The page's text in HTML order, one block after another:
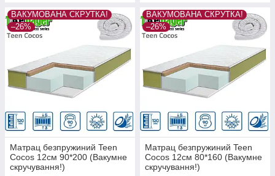
ВАКУМОВАНА СКРУТКА!
–26%
Матрац безпружиний Teen
Cocos 12см 90*200 (Вакумне
скручування!)
ВАКУМОВАНА СКРУТКА!
–26%
Матрац безпружиний Teen
Cocos 12см 80*160 (Вакумне
скручування!)